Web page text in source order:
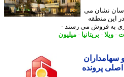
نشان می
منطقه
فروش می رسند -
-بریتانیا -میلیون
پرونده